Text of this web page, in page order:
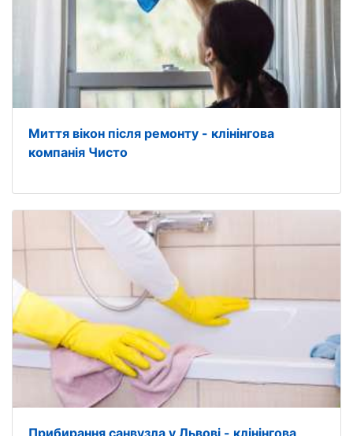
Миття вікон після ремонту - клінінгова
компанія Чисто
Прибирання санвузла у Львові - клінінгова